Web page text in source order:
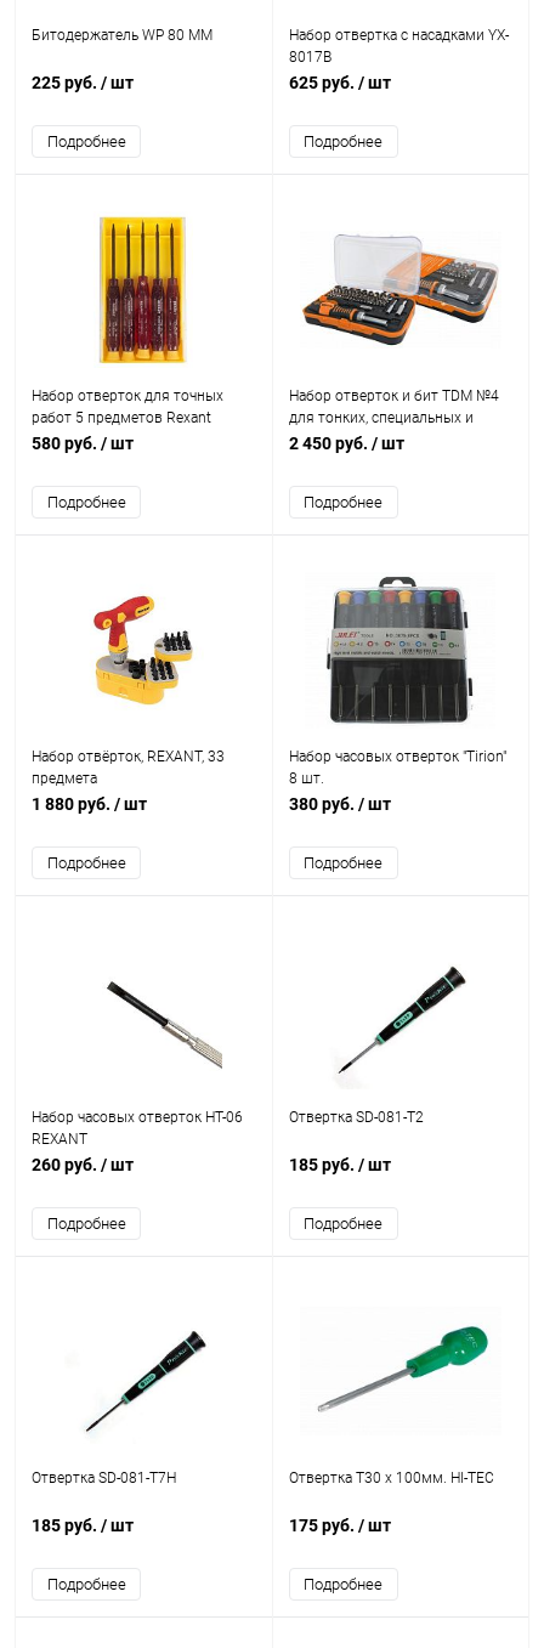
Битодержатель WP 80 ММ
225 руб. / шт
Подробнее
Набор отвертка с насадками YX-
8017B
625 руб. / шт
Подробнее
Набор отверток для точных
работ 5 предметов Rexant
580 руб. / шт
Подробнее
Набор отверток и бит TDM №4
для тонких, специальных и
обычных работ 65 в1 серия
2 450 руб. / шт
Подробнее
Набор отвёрток, REXANT, 33
предмета
1 880 руб. / шт
Подробнее
Набор часовых отверток "Tirion"
8 шт.
380 руб. / шт
Подробнее
Набор часовых отверток НТ-06
REXANT
260 руб. / шт
Подробнее
Отвертка SD-081-T2
185 руб. / шт
Подробнее
Отвертка SD-081-T7H
185 руб. / шт
Подробнее
Отвертка Т30 х 100мм. HI-TEC
175 руб. / шт
Подробнее